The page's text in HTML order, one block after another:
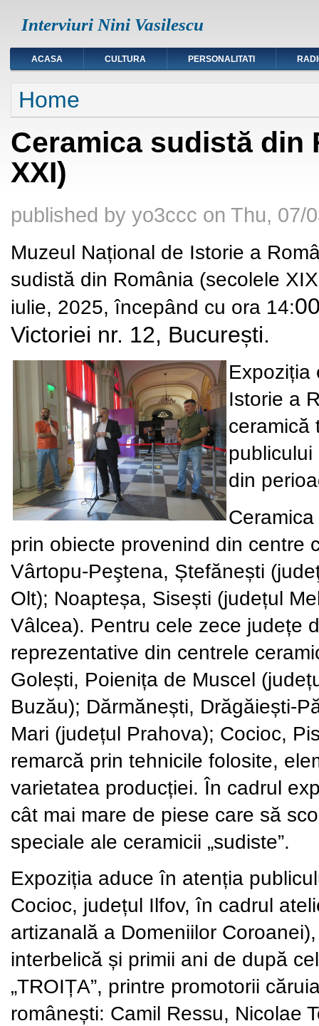
Interviuri Nini Vasilescu
ACASA CULTURA PERSONALITATI
You are here
Home
Ceramica sudistă din
XXI)
published by yo3ccc on Thu, 07/
Muzeul Național de Istorie a
sudistă din România (secolele
iulie, 2025,începând cu ora 14:
Victoriei nr. 12, București.
Istorie a
ceramică
din
prin obiecte provenind din centre
Vârtopu-Peştena, Ștefănești
Olt); Noapteșa, Sisești (județul
Vâlcea). Pentru cele zece județe
reprezentative din centrele
Golești, Poienița de Muscel
Buzău); Dărmănești, Drăgăiești-
Mari (județul Prahova); Cocioc,
remarcă prin tehnicile folosite,
varietatea producției. În cadrul
cât mai mare de piese care să
speciale ale ceramicii „sudiste”.
Expoziția aduce în atenția
Cocioc, județul Ilfov, în cadrul
artizanală a Domeniilor
interbelică și primii ani de după
„TROIȚA”, printre promotorii
românești: Camil Ressu, Nicolae